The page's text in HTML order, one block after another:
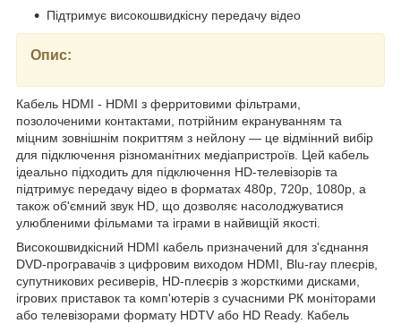
Підтримує високошвидкісну передачу відео
Опис:
Кабель HDMI - HDMI з ферритовими фільтрами,
позолоченими контактами, потрійним екрануванням та
міцним зовнішнім покриттям з нейлону — це відмінний вибір
для підключення різноманітних медіапристроїв. Цей кабель
ідеально підходить для підключення HD-телевізорів та
підтримує передачу відео в форматах 480p, 720p, 1080p, а
також об'ємний звук HD, що дозволяє насолоджуватися
улюбленими фільмами та іграми в найвищій якості.
Високошвидкісний HDMI кабель призначений для з'єднання
DVD-програвачів з цифровим виходом HDMI, Blu-ray плеєрів,
супутникових ресиверів, HD-плеєрів з жорсткими дисками,
ігрових приставок та комп'ютерів з сучасними РК моніторами
або телевізорами формату HDTV або HD Ready. Кабель